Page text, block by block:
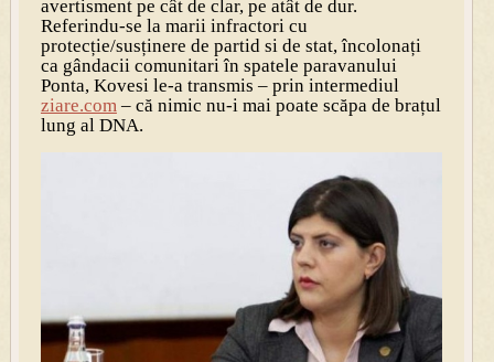
avertisment pe cât de clar, pe atât de dur.
Referindu-se la marii infractori cu
protecție/susținere de partid si de stat, încolonați
ca gândacii comunitari în spatele paravanului
Ponta, Kovesi le-a transmis – prin intermediul
ziare.com– că nimic nu-i mai poate scăpa de brațul
lung al DNA.